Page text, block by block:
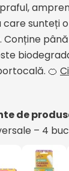
sunteți
până
🍊
de
– 4